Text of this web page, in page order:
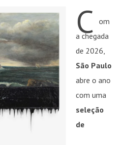
C om
a chegada
de 2026,
São Paulo
abre o ano
com uma
seleção
de